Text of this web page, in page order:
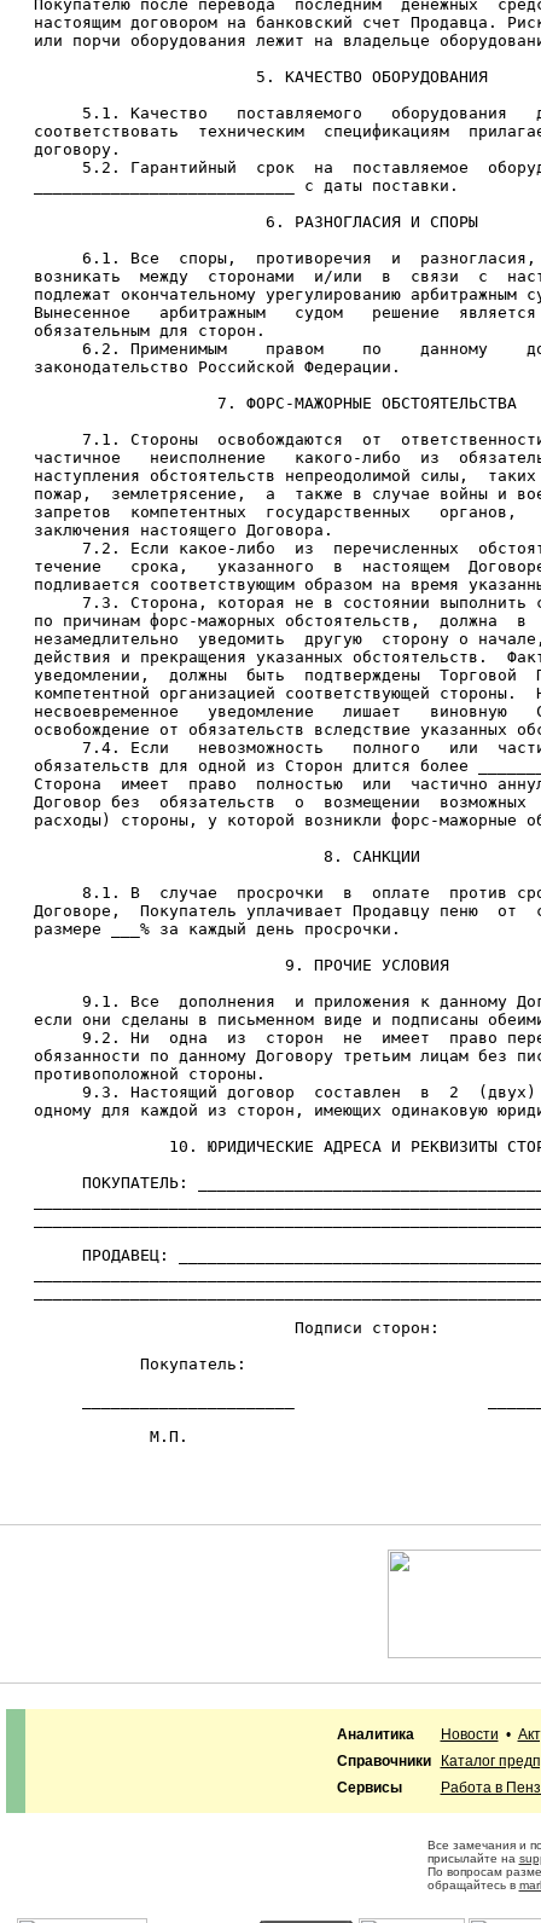
Покупателю после перевода  последним  денежных
настоящим договором на банковский счет Продавца.
или порчи оборудования лежит на владельце
                          5. КАЧЕСТВО ОБОРУДОВАНИЯ
5.1. Качество   поставляемого   оборудования
соответствовать  техническим  спецификациям
   договору.
5.2. Гарантийный  срок  на  поставляемое
   ___________________________ с даты поставки.
                           6. РАЗНОГЛАСИЯ И СПОРЫ
6.1. Все  споры,  противоречия  и
возникать  между  сторонами  и/или  в  связи  с
подлежат окончательному урегулированию арбитражным
Вынесенное   арбитражным   судом   решение
   обязательным для сторон.
6.2. Применимым    правом    по    данному
   законодательство Российской Федерации.
                      7. ФОРС-МАЖОРНЫЕ ОБСТОЯТЕЛЬСТВА
7.1. Стороны  освобождаются  от
частичное   неисполнение   какого-либо  из
наступления обстоятельств непреодолимой силы,
пожар,  землетрясение,  а  также в случае войны и
запретов  компетентных  государственных   органов,
   заключения настоящего Договора.
7.2. Если какое-либо  из  перечисленных
течение   срока,   указанного  в  настоящем
подливается соответствующим образом на время
7.3. Сторона, которая не в состоянии выполнить
по причинам форс-мажорных обстоятельств,  должна  в
незамедлительно  уведомить  другую  сторону о
действия и прекращения указанных обстоятельств.
уведомлении,  должны  быть  подтверждены  Торговой
компетентной организацией соответствующей стороны.
несвоевременное   уведомление   лишает   виновную
освобождение от обязательств вследствие указанных
7.4. Если   невозможность   полного   или
обязательств для одной из Сторон длится более
Сторона  имеет  право  полностью  или  частично
Договор без  обязательств  о  возмещении  возможных
расходы) стороны, у которой возникли форс-мажорные
                                 8. САНКЦИИ
8.1. В  случае  просрочки  в  оплате  против
Договоре,  Покупатель уплачивает Продавцу пеню  от
   размере ___% за каждый день просрочки.
                             9. ПРОЧИЕ УСЛОВИЯ
9.1. Все  дополнения  и приложения к данному
если они сделаны в письменном виде и подписаны
9.2. Ни  одна  из  сторон  не  имеет  право
обязанности по данному Договору третьим лицам без
   противоположной стороны.
9.3. Настоящий договор  составлен  в  2
одному для каждой из сторон, имеющих одинаковую
10. ЮРИДИЧЕСКИЕ АДРЕСА И РЕКВИЗИТЫ
ПОКУПАТЕЛЬ:
ПРОДАВЕЦ:
                              Подписи сторон:
Покупатель:
М.П.
Аналитика Новости •
Справочники
Каталог
Сервисы
Работа в
Все замечания и
присылайте на
По вопросам
обращайтесь в